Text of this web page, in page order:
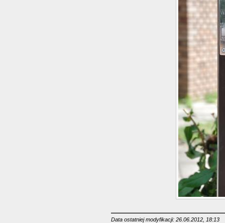
Data ostatniej modyfikacji: 26.06.2012, 18:13